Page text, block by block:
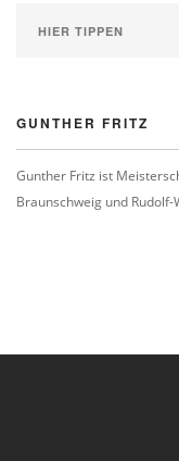
GUNTHER FRITZ
Gunther Fritz ist
Braunschweig und